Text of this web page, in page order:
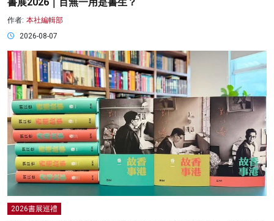
作者: 本社編輯部
2026-08-07
2026書展巡禮